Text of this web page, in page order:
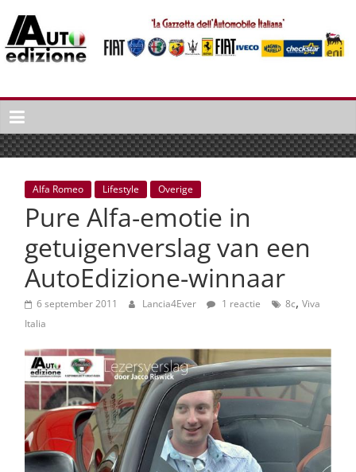
naar
inhoud
Auto
Edizione
La
Gazetta
dell'Automobile
Italiana
autonieuws
lifestyle
Alfa Romeo Lifestyle Overige
Pure Alfa-emotie in
getuigenverslag van een
AutoEdizione-winnaar
6 september 2011 Lancia4Ever 1 reactie 8c, Viva
Italia